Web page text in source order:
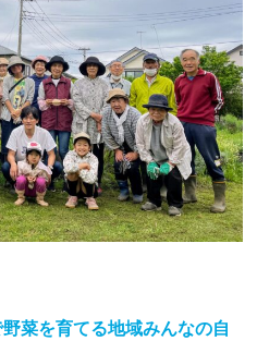
菜を育てる地域みんなの自